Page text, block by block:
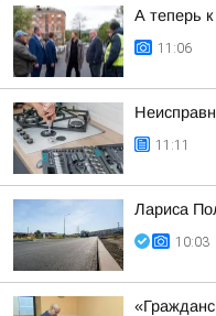
А теперь
11:06
11:11
Лариса
10:03